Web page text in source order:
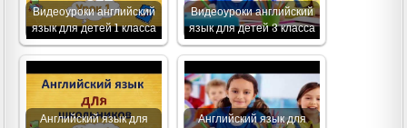
Видеоуроки английский
язык для детей 1 класса
Видеоуроки английский
язык для детей 3 класса
Английский язык для
Английский язык для